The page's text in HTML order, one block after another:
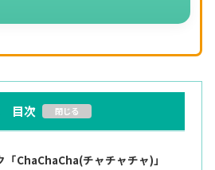
目次
ChaChaCha(チャチャチャ)」